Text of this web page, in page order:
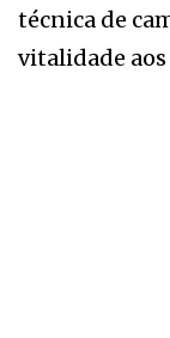
técnica de
vitalidade